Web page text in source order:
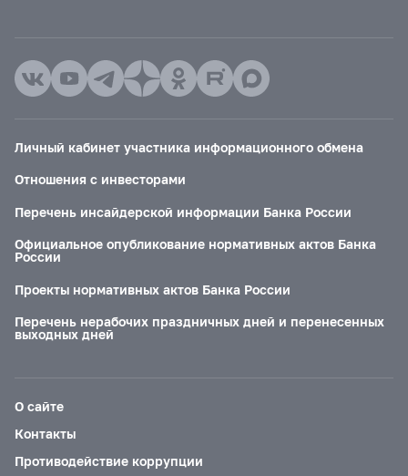
Личный кабинет участника информационного обмена
Отношения с инвесторами
Перечень инсайдерской информации Банка России
Официальное опубликование нормативных актов Банка
России
Проекты нормативных актов Банка России
Перечень нерабочих праздничных дней и перенесенных
выходных дней
О сайте
Контакты
Противодействие коррупции